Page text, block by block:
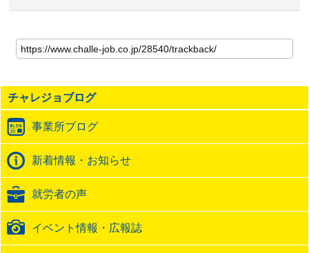
の
記
の
ト
ラ
ッ
ク
バ
ッ
URL
チャレジョブログ
事業所ブログ
新着情報・お知らせ
就労者の声
イベント情報・広報誌